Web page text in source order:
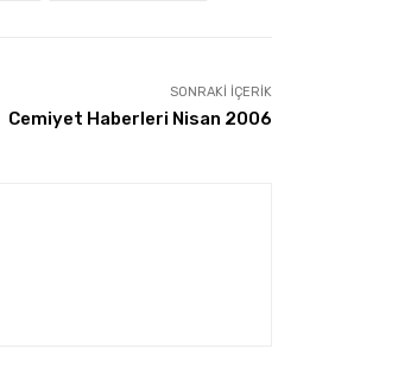
SONRAKI İÇERIK
Cemiyet Haberleri Nisan 2006